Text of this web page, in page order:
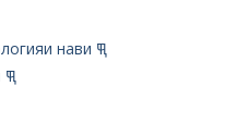
нави ҶТ